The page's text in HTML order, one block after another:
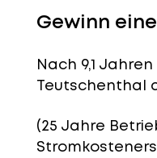
Gewinn
Nach 9,1
Teutschenthal
(25 Jahre